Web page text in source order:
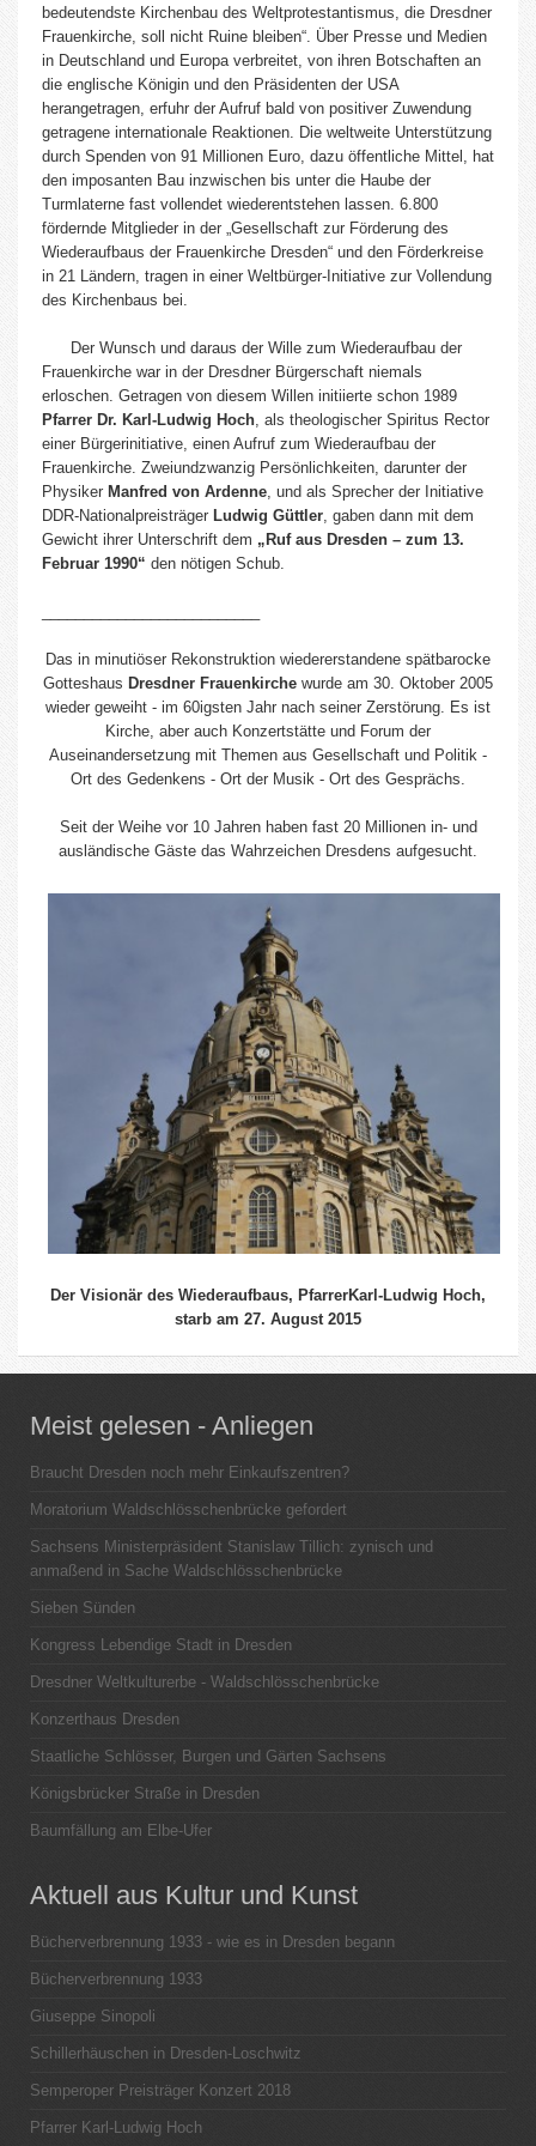
bedeutendste Kirchenbau des Weltprotestantismus, die Dresdner
Frauenkirche, soll nicht Ruine bleiben“. Über Presse und Medien
in Deutschland und Europa verbreitet, von ihren Botschaften an
die englische Königin und den Präsidenten der USA
herangetragen, erfuhr der Aufruf bald von positiver Zuwendung
getragene internationale Reaktionen. Die weltweite Unterstützung
durch Spenden von 91 Millionen Euro, dazu öffentliche Mittel, hat
den imposanten Bau inzwischen bis unter die Haube der
Turmlaterne fast vollendet wiederentstehen lassen. 6.800
fördernde Mitglieder in der „Gesellschaft zur Förderung des
Wiederaufbaus der Frauenkirche Dresden“ und den Förderkreise
in 21 Ländern, tragen in einer Weltbürger-Initiative zur Vollendung
des Kirchenbaus bei.
Der Wunsch und daraus der Wille zum Wiederaufbau der
Frauenkirche war in der Dresdner Bürgerschaft niemals
erloschen. Getragen von diesem Willen initiierte schon 1989
Pfarrer Dr. Karl-Ludwig Hoch , als theologischer Spiritus Rector
einer Bürgerinitiative, einen Aufruf zum Wiederaufbau der
Frauenkirche. Zweiundzwanzig Persönlichkeiten, darunter der
Physiker Manfred von Ardenne , und als Sprecher der Initiative
DDR-Nationalpreisträger Ludwig Güttler , gaben dann mit dem
Gewicht ihrer Unterschrift dem „Ruf aus Dresden – zum 13.
Februar 1990“ den nötigen Schub.
Das in minutiöser Rekonstruktion wiedererstandene spätbarocke
Gotteshaus Dresdner Frauenkirche wurde am 30. Oktober 2005
wieder geweiht - im 60igsten Jahr nach seiner Zerstörung. Es ist
Kirche, aber auch Konzertstätte und Forum der
Auseinandersetzung mit Themen aus Gesellschaft und Politik -
Ort des Gedenkens - Ort der Musik - Ort des Gesprächs.
Seit der Weihe vor 10 Jahren haben fast 20 Millionen in- und
ausländische Gäste das Wahrzeichen Dresdens aufgesucht.
Der Visionär des Wiederaufbaus, PfarrerKarl-Ludwig Hoch,
starb am 27. August 2015
Meist gelesen - Anliegen
Braucht Dresden noch mehr Einkaufszentren?
Moratorium Waldschlösschenbrücke gefordert
Sachsens Ministerpräsident Stanislaw Tillich: zynisch und
anmaßend in Sache Waldschlösschenbrücke
Sieben Sünden
Kongress Lebendige Stadt in Dresden
Dresdner Weltkulturerbe - Waldschlösschenbrücke
Konzerthaus Dresden
Staatliche Schlösser, Burgen und Gärten Sachsens
Königsbrücker Straße in Dresden
Baumfällung am Elbe-Ufer
Aktuell aus Kultur und Kunst
Bücherverbrennung 1933 - wie es in Dresden begann
Bücherverbrennung 1933
Giuseppe Sinopoli
Schillerhäuschen in Dresden-Loschwitz
Semperoper Preisträger Konzert 2018
Pfarrer Karl-Ludwig Hoch